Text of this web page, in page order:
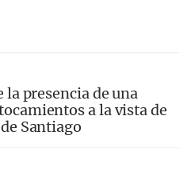
la presencia de una
a la vista de
Santiago